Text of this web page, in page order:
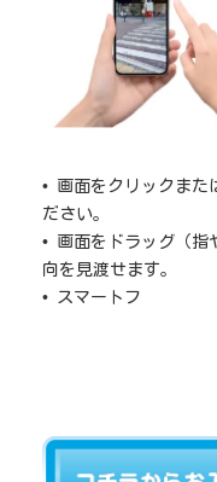
• 画面をクリックまた
ださい。
• 画面をドラッグ（指
向を見渡せます。
• スマートフォンで